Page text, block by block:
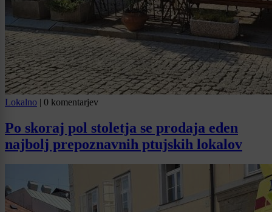
Lokalno | 0 komentarjev
Po skoraj pol stoletja se prodaja eden
najbolj prepoznavnih ptujskih lokalov